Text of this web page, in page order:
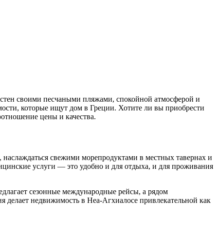
своими песчаными пляжами, спокойной атмосферой и
которые ищут дом в Греции. Хотите ли вы приобрести
цены и качества.
свежими морепродуктами в местных тавернах и
услуги — это удобно и для отдыха, и для проживания
сезонные международные рейсы, а рядом
делает недвижимость в Неа-Агхиалосе привлекательной как